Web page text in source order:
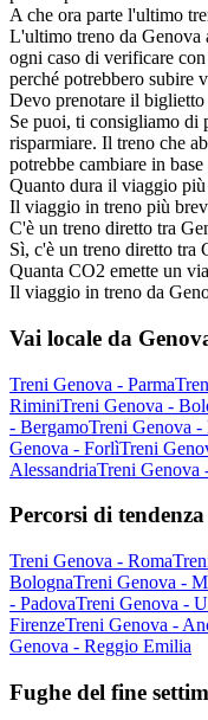
A che ora parte l'ultimo
L'ultimo treno da Genova
ogni caso di verificare
perché potrebbero subire
Devo prenotare il
Se puoi, ti consigliamo di
risparmiare. Il treno che
potrebbe cambiare in
Quanto dura il viaggio
Il viaggio in treno più
C'è un treno diretto tra
Sì, c'è un treno diretto tra
Quanta CO2 emette un
Il viaggio in treno da
Vai locale da
Treni Genova - Parma
RiminiTreni Genova -
- BergamoTreni Genova -
Genova - ForlìTreni
AlessandriaTreni Genova
Percorsi di tendenza
Treni Genova - Roma
BolognaTreni Genova -
- PadovaTreni Genova -
FirenzeTreni Genova -
Genova - Reggio Emilia
Fughe del fine